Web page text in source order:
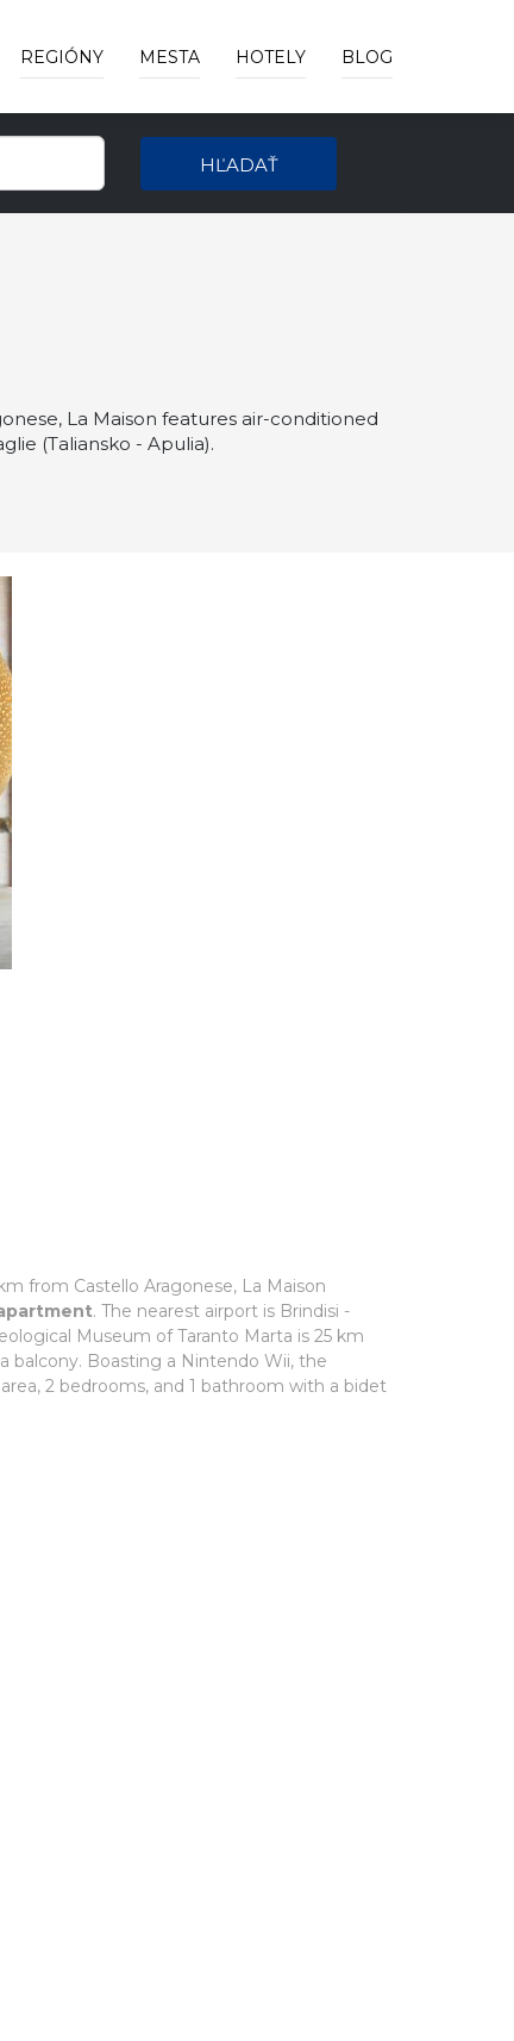
REGIÓNY MESTA HOTELY BLOG
HĽADAŤ
La Maison features air-conditioned
(Taliansko - Apulia).
from Castello Aragonese, La Maison
. The nearest airport is Brindisi -
Museum of Taranto Marta is 25 km
balcony. Boasting a Nintendo Wii, the
2 bedrooms, and 1 bathroom with a bidet